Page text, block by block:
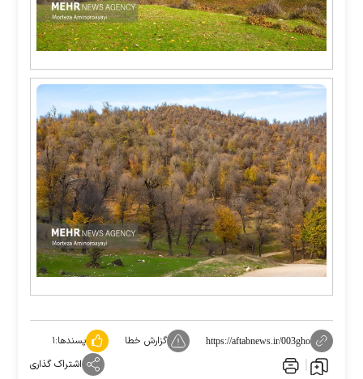
https://aftabnews.ir/003gho گزارش خطا پسندها:۱
اشتراک گذاری